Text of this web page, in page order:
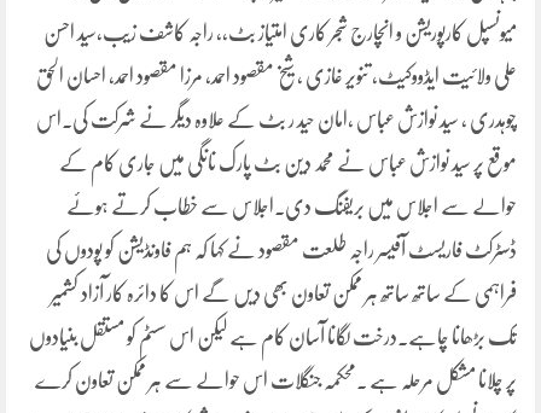
میونسپل کارپوریشن و انچارج شجر کاری امتیاز بٹ،، راجہ کاشف زیب،سید احسن
علی ولائیت ایڈووکیٹ، تنویر غازی ، شیخ مقصود احمد، مرزا مقصود احمد، احسان الحق
چوہدری ، سید نوازش عباس ،امان حید ر بٹ کے علاوہ دیگر نے شرکت کی۔اس
موقع پر سید نوازش عباس نے محمد دین بٹ پارک نانگی میں جاری کام کے
حوالے سے اجلاس میں بریفنگ دی۔اجلاس سے خطاب کرتے ہوئے
ڈسٹرکٹ فاریسٹ آفیسر راجہ طلعت مقصود نے کہا کہ ہم فاونڈیشن کو پودوں کی
فراہمی کے ساتھ ساتھ ہر ممکن تعاون بھی دیں گے اس کا دائرہ کار آزاد کشمیر
تک بڑھانا چاہے۔درخت لگانا آسان کام ہے لیکن اس سسٹم کو مستقل بنیادوں
پر چلانا مشکل مرحلہ ہے ۔محکمہ جنگلات اس حوالے سے ہر ممکن تعاون کرے